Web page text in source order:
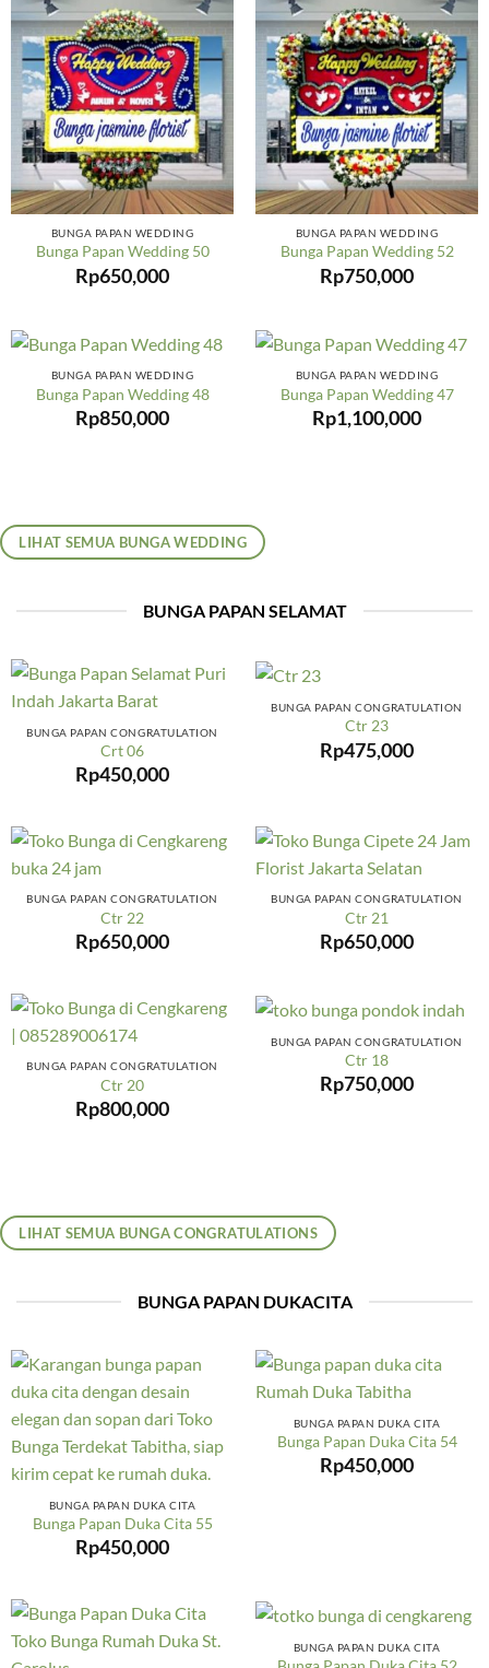
BUNGA PAPAN WEDDING
Bunga Papan Wedding 50
Rp650,000
BUNGA PAPAN WEDDING
Bunga Papan Wedding 52
Rp750,000
BUNGA PAPAN WEDDING
Bunga Papan Wedding 48
Rp850,000
BUNGA PAPAN WEDDING
Bunga Papan Wedding 47
Rp1,100,000
LIHAT SEMUA BUNGA WEDDING
BUNGA PAPAN SELAMAT
BUNGA PAPAN CONGRATULATION
Crt 06
Rp450,000
BUNGA PAPAN CONGRATULATION
Ctr 23
Rp475,000
BUNGA PAPAN CONGRATULATION
Ctr 22
Rp650,000
BUNGA PAPAN CONGRATULATION
Ctr 21
Rp650,000
BUNGA PAPAN CONGRATULATION
Ctr 20
Rp800,000
BUNGA PAPAN CONGRATULATION
Ctr 18
Rp750,000
LIHAT SEMUA BUNGA CONGRATULATIONS
BUNGA PAPAN DUKACITA
BUNGA PAPAN DUKA CITA
Bunga Papan Duka Cita 55
Rp450,000
BUNGA PAPAN DUKA CITA
Bunga Papan Duka Cita 54
Rp450,000
BUNGA PAPAN DUKA CITA